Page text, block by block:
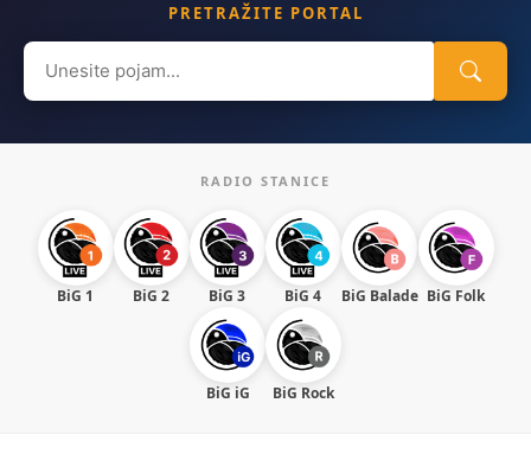
PRETRAŽITE PORTAL
Search
for:
RADIO STANICE
BiG 1 BiG 2 BiG 3 BiG 4 BiG Balade BiG Folk
BiG iG BiG Rock